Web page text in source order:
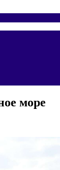
море